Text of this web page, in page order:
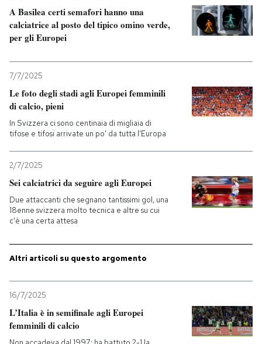
I MIEI PREFERITI
SHOP
CALENDARIO
A Basilea certi semafori hanno una
calciatrice al posto del tipico omino verde,
per gli Europei
7/7/2025
Le foto degli stadi agli Europei femminili
di calcio, pieni
In Svizzera ci sono centinaia di migliaia di
tifose e tifosi arrivate un po' da tutta l'Europa
2/7/2025
Sei calciatrici da seguire agli Europei
Due attaccanti che segnano tantissimi gol, una
18enne svizzera molto tecnica e altre su cui
c'è una certa attesa
Altri articoli su questo argomento
16/7/2025
L’Italia è in semifinale agli Europei
femminili di calcio